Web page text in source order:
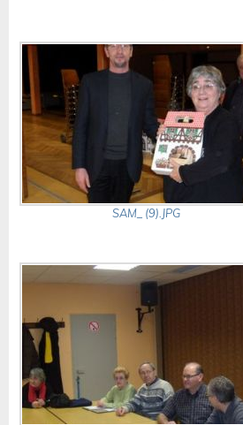
SAM_ (9).JPG